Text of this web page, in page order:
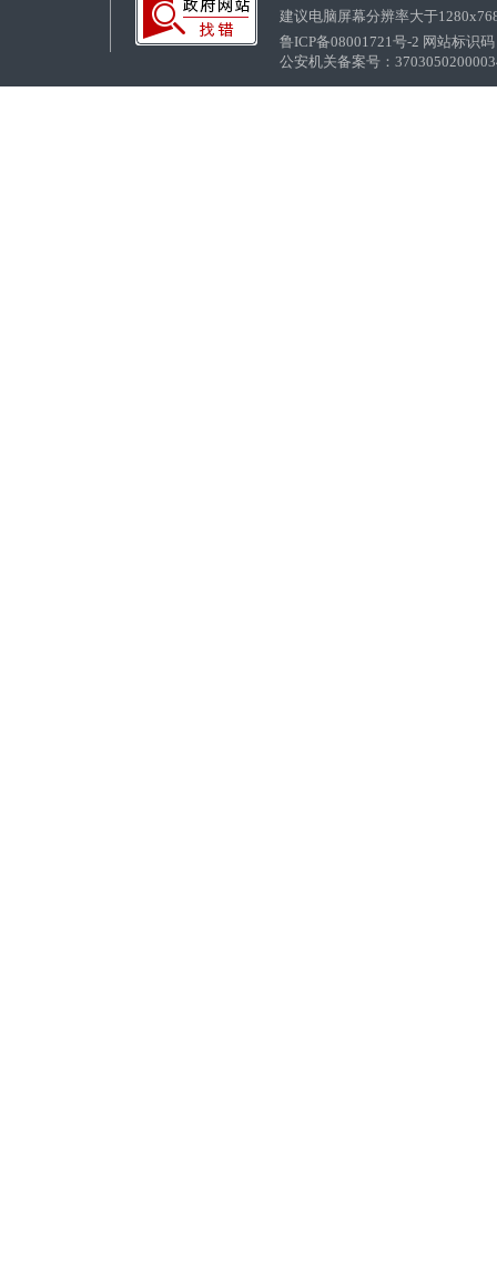
建议电脑屏幕分辨率大于
鲁ICP备08001721号-2 网站标识
公安机关备案号：